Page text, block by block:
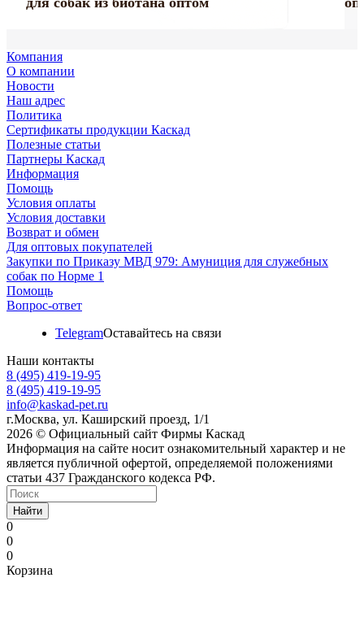
Компания
О компании
Новости
Наш адрес
Политика
Сертификаты продукции Каскад
Полезные статьи
Партнеры Каскад
Информация
Помощь
Условия оплаты
Условия доставки
Возврат и обмен
Для оптовых покупателей
Закупки по Приказу МВД 979: Амуниция для служебных
собак по Норме 1
Помощь
Вопрос-ответ
TelegramОставайтесь на связи
Наши контакты
8 (495) 419-19-95
8 (495) 419-19-95
info@kaskad-pet.ru
г.Москва, ул. Каширский проезд, 1/1
2026 © Официальный сайт Фирмы Каскад
Информация на сайте носит ознакомительный характер и не
является публичной офертой, определяемой положениями
статьи 437 Гражданского кодекса РФ.
Найти
0
0
0
Корзина